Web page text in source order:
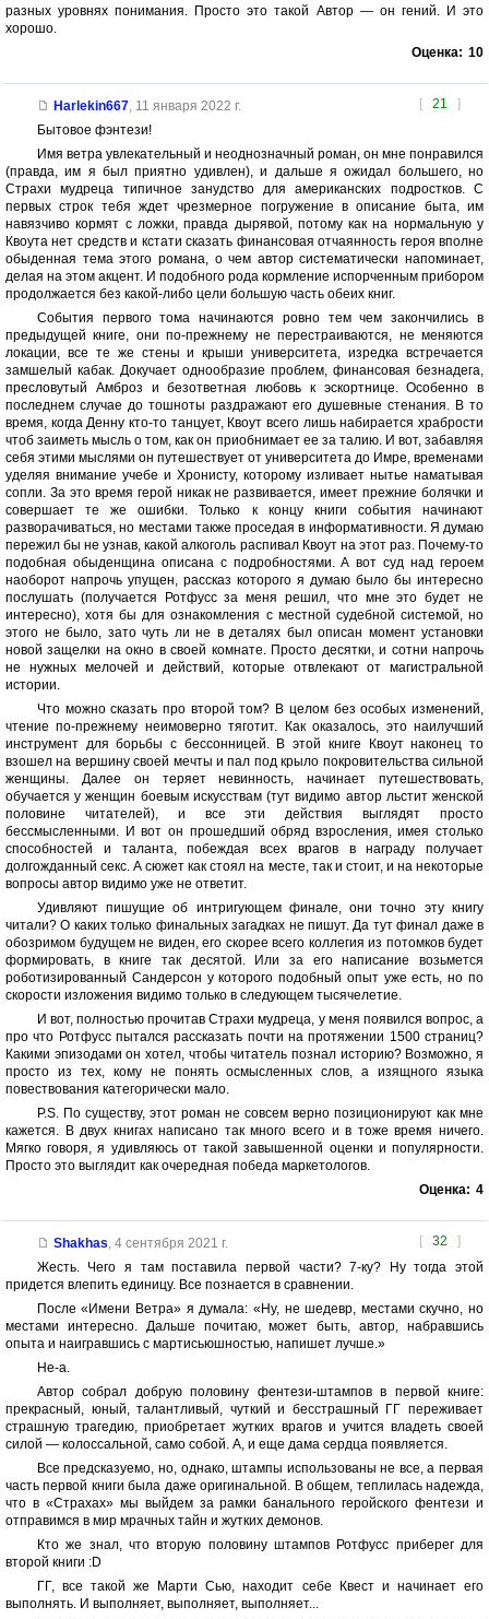
разных уровнях понимания. Просто это такой Автор — он гений. И это
хорошо.
Оценка: 10
[ 21 ]
Harlekin667, 11 января 2022 г.
Бытовое фэнтези!
Имя ветра увлекательный и неоднозначный роман, он мне понравился
(правда, им я был приятно удивлен), и дальше я ожидал большего, но
Страхи мудреца типичное занудство для американских подростков. С
первых строк тебя ждет чрезмерное погружение в описание быта, им
навязчиво кормят с ложки, правда дырявой, потому как на нормальную у
Квоута нет средств и кстати сказать финансовая отчаянность героя вполне
обыденная тема этого романа, о чем автор систематически напоминает,
делая на этом акцент. И подобного рода кормление испорченным прибором
продолжается без какой-либо цели большую часть обеих книг.
События первого тома начинаются ровно тем чем закончились в
предыдущей книге, они по-прежнему не перестраиваются, не меняются
локации, все те же стены и крыши университета, изредка встречается
замшелый кабак. Докучает однообразие проблем, финансовая безнадега,
пресловутый Амброз и безответная любовь к эскортнице. Особенно в
последнем случае до тошноты раздражают его душевные стенания. В то
время, когда Денну кто-то танцует, Квоут всего лишь набирается храбрости
чтоб заиметь мысль о том, как он приобнимает ее за талию. И вот, забавляя
себя этими мыслями он путешествует от университета до Имре, временами
уделяя внимание учебе и Хронисту, которому изливает нытье наматывая
сопли. За это время герой никак не развивается, имеет прежние болячки и
совершает те же ошибки. Только к концу книги события начинают
разворачиваться, но местами также проседая в информативности. Я думаю
пережил бы не узнав, какой алкоголь распивал Квоут на этот раз. Почему-то
подобная обыденщина описана с подробностями. А вот суд над героем
наоборот напрочь упущен, рассказ которого я думаю было бы интересно
послушать (получается Ротфусс за меня решил, что мне это будет не
интересно), хотя бы для ознакомления с местной судебной системой, но
этого не было, зато чуть ли не в деталях был описан момент установки
новой защелки на окно в своей комнате. Просто десятки, и сотни напрочь
не нужных мелочей и действий, которые отвлекают от магистральной
истории.
Что можно сказать про второй том? В целом без особых изменений,
чтение по-прежнему неимоверно тяготит. Как оказалось, это наилучший
инструмент для борьбы с бессонницей. В этой книге Квоут наконец то
взошел на вершину своей мечты и пал под крыло покровительства сильной
женщины. Далее он теряет невинность, начинает путешествовать,
обучается у женщин боевым искусствам (тут видимо автор льстит женской
половине читателей), и все эти действия выглядят просто
бессмысленными. И вот он прошедший обряд взросления, имея столько
способностей и таланта, побеждая всех врагов в награду получает
долгожданный секс. А сюжет как стоял на месте, так и стоит, и на некоторые
вопросы автор видимо уже не ответит.
Удивляют пишущие об интригующем финале, они точно эту книгу
читали? О каких только финальных загадках не пишут. Да тут финал даже в
обозримом будущем не виден, его скорее всего коллегия из потомков будет
формировать, в книге так десятой. Или за его написание возьмется
роботизированный Сандерсон у которого подобный опыт уже есть, но по
скорости изложения видимо только в следующем тысячелетие.
И вот, полностью прочитав Страхи мудреца, у меня появился вопрос, а
про что Ротфусс пытался рассказать почти на протяжении 1500 страниц?
Какими эпизодами он хотел, чтобы читатель познал историю? Возможно, я
просто из тех, кому не понять осмысленных слов, а изящного языка
повествования категорически мало.
P.S. По существу, этот роман не совсем верно позиционируют как мне
кажется. В двух книгах написано так много всего и в тоже время ничего.
Мягко говоря, я удивляюсь от такой завышенной оценки и популярности.
Просто это выглядит как очередная победа маркетологов.
Оценка: 4
[ 32 ]
Shakhas, 4 сентября 2021 г.
Жесть. Чего я там поставила первой части? 7-ку? Ну тогда этой
придется влепить единицу. Все познается в сравнении.
После «Имени Ветра» я думала: «Ну, не шедевр, местами скучно, но
местами интересно. Дальше почитаю, может быть, автор, набравшись
опыта и наигравшись с мартисьюшностью, напишет лучше.»
Не-а.
Автор собрал добрую половину фентези-штампов в первой книге:
прекрасный, юный, талантливый, чуткий и бесстрашный ГГ переживает
страшную трагедию, приобретает жутких врагов и учится владеть своей
силой — колоссальной, само собой. А, и еще дама сердца появляется.
Все предсказуемо, но, однако, штампы использованы не все, а первая
часть первой книги была даже оригинальной. В общем, теплилась надежда,
что в «Страхах» мы выйдем за рамки банального геройского фентези и
отправимся в мир мрачных тайн и жутких демонов.
Кто же знал, что вторую половину штампов Ротфусс приберег для
второй книги :D
ГГ, все такой же Марти Сью, находит себе Квест и начинает его
выполнять. И выполняет, выполняет, выполняет...